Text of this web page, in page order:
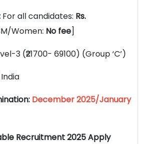
For all candidates: Rs.
Women: No fee]
3 (₹21700- 69100) (Group ‘C’)
December 2025/January
Recruitment 2025 Apply